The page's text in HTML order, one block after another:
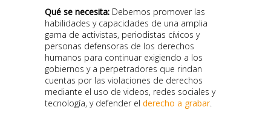
Qué se necesita: Debemos promover las
habilidades y capacidades de una amplia
gama de activistas, periodistas cívicos y
personas defensoras de los derechos
humanos para continuar exigiendo a los
gobiernos y a perpetradores que rindan
cuentas por las violaciones de derechos
mediante el uso de videos, redes sociales y
tecnología, y defender el derecho a grabar.